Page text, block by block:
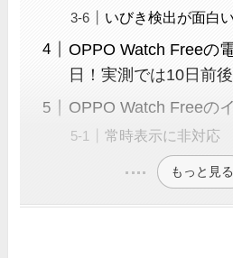
いびき検出が面白い
OPPO Watch Freeの
日！実測では10日前後
OPPO Watch Freeの
常時表示に非対応
もっと見る